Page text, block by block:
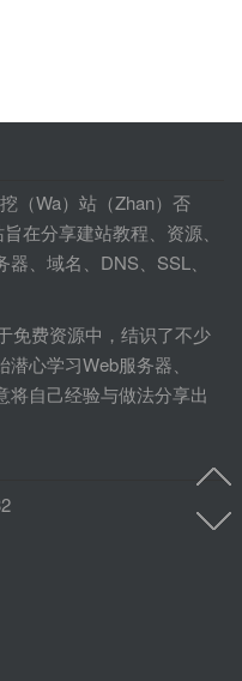
（Wa）站（Zhan）否
在分享建站教程、资源、
、域名、DNS、SSL、
免费资源中，结识了不少
心学习Web服务器、
将自己经验与做法分享出